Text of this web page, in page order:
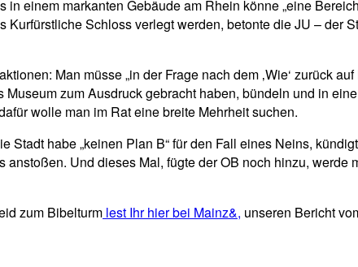
einem markanten Gebäude am Rhein könne „eine
Schloss verlegt werden, betonte die JU – der
Man müsse „in der Frage nach dem ‚Wie‘ zurück
zum Ausdruck gebracht haben, bündeln und in
wolle man im Rat eine breite Mehrheit suchen.
habe „keinen Plan B“ für den Fall eines Neins,
Und dieses Mal, fügte der OB noch hinzu,
zum Bibelturm lest Ihr hier bei Mainz&, unseren Bericht